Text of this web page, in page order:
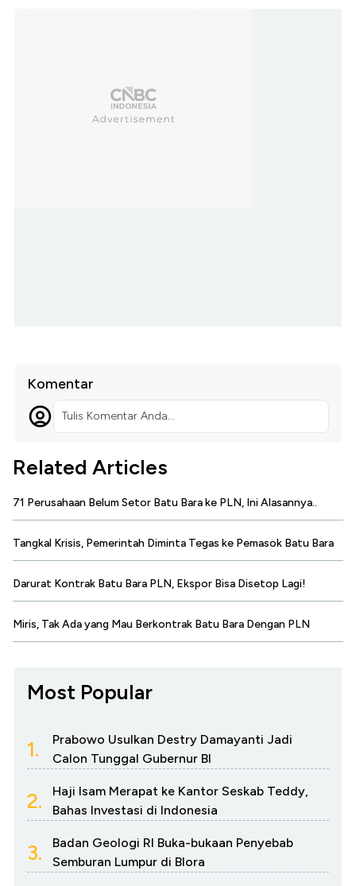
Komentar
Tulis Komentar Anda...
Related Articles
71 Perusahaan Belum Setor Batu Bara ke PLN, Ini Alasannya..
Tangkal Krisis, Pemerintah Diminta Tegas ke Pemasok Batu Bara
Darurat Kontrak Batu Bara PLN, Ekspor Bisa Disetop Lagi!
Miris, Tak Ada yang Mau Berkontrak Batu Bara Dengan PLN
Most Popular
1.
Prabowo Usulkan Destry Damayanti Jadi
Calon Tunggal Gubernur BI
2.
Haji Isam Merapat ke Kantor Seskab Teddy,
Bahas Investasi di Indonesia
3.
Badan Geologi RI Buka-bukaan Penyebab
Semburan Lumpur di Blora